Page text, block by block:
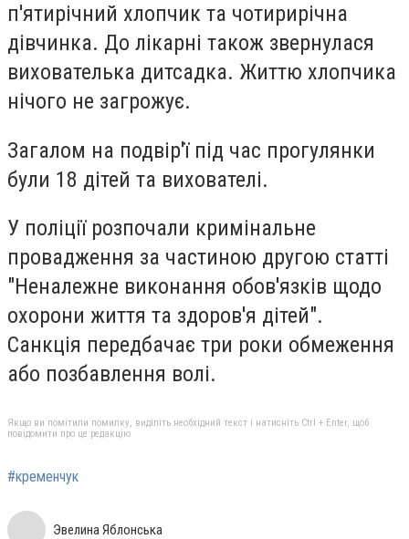
п'ятирічний хлопчик та чотирирічна
дівчинка. До лікарні також звернулася
вихователька дитсадка. Життю хлопчика
нічого не загрожує.
Загалом на подвір'ї під час прогулянки
були 18 дітей та вихователі.
У поліції розпочали кримінальне
провадження за частиною другою статті
"Неналежне виконання обов'язків щодо
охорони життя та здоров'я дітей".
Санкція передбачає три роки обмеження
або позбавлення волі.
Якщо ви помітили помилку, виділіть необхідний текст і натисніть Ctrl + Enter, щоб
повідомити про це редакцію
#кременчук
Эвелина Яблонська